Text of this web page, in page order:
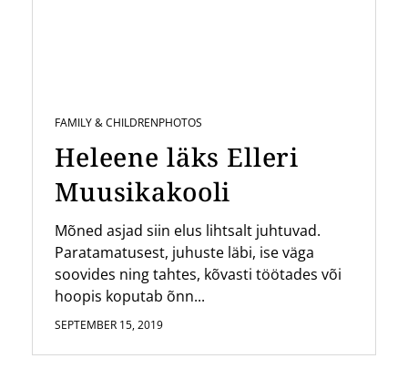
FAMILY & CHILDRENPHOTOS
Heleene läks Elleri
Muusikakooli
Mõned asjad siin elus lihtsalt juhtuvad.
Paratamatusest, juhuste läbi, ise väga
soovides ning tahtes, kõvasti töötades või
hoopis koputab õnn...
SEPTEMBER 15, 2019